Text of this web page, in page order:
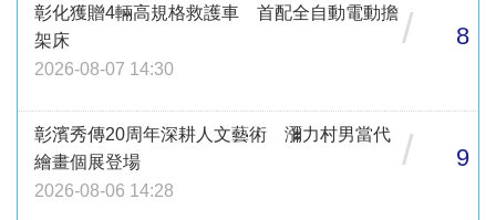
彰化獲贈4輛高規格救護車 首配全自動電動擔
架床
2026-08-07 14:30
/ 8
彰濱秀傳20周年深耕人文藝術 瀰力村男當代
繪畫個展登場
2026-08-06 14:28
/ 9